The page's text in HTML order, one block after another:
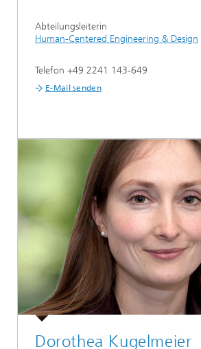
Abteilungsleiterin
Human-Centered Engineering & Design
Telefon +49 2241 143-649
E-Mail senden
Dorothea Kugelmeier